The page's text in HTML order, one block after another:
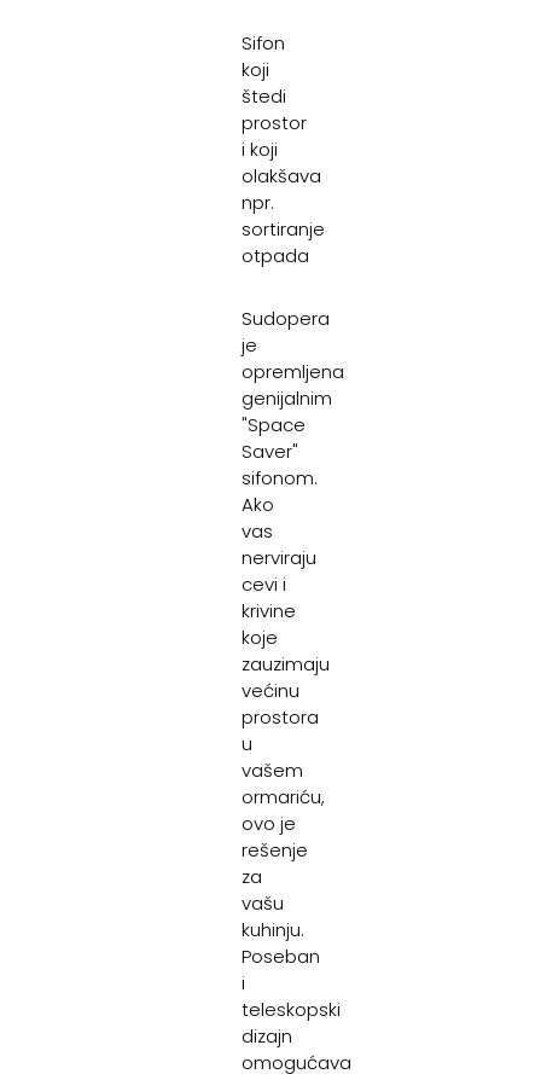
Sifon
koji
štedi
prostor
i koji
olakšava
npr.
sortiranje
otpada
Sudopera
je
opremljena
genijalnim
"Space
Saver"
sifonom.
Ako
vas
nerviraju
cevi i
krivine
koje
zauzimaju
većinu
prostora
u
vašem
ormariću,
ovo je
rešenje
za
vašu
kuhinju.
Poseban
i
teleskopski
dizajn
omogućava